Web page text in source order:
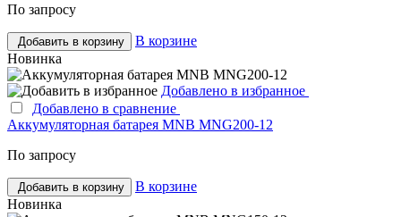
По запросу
Добавить в корзину
В корзине
Новинка
Добавлено в избранное
Добавлено в сравнение
Аккумуляторная батарея MNB MNG200-12
По запросу
Добавить в корзину
В корзине
Новинка